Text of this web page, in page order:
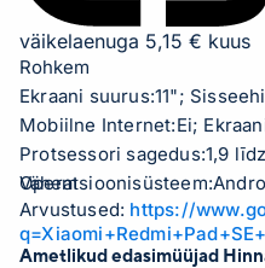
väikelaenuga 5,15 € kuus
Rohkem
Ekraani suurus:11";
Mobiilne Internet:Ei;
Protsessori sagedus:1,9
Vähem
Arvustused: https://
Ametlikud edasimüüjad